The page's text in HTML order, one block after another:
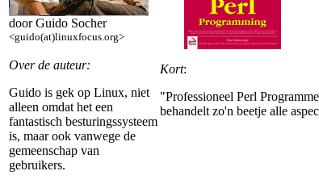
door Guido Socher
<guido(at)linuxfocus.org>
Over de auteur:
Guido is gek op Linux, niet
alleen omdat het een
fantastisch besturingssysteem
is, maar ook vanwege de
gemeenschap van
gebruikers.
Kort:
"Professioneel Perl
behandelt zo'n beetje alle